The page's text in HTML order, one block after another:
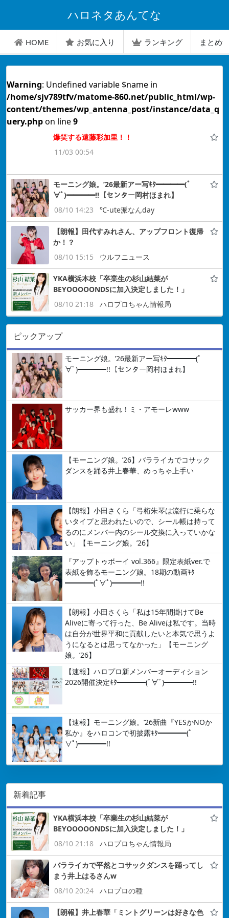
ハロネタあんてな
HOME お気に入り ランキング まとめ
Warning: Undefined variable $name in
/home/sjv789tfv/matome-860.net/public_html/wp-
content/themes/wp_antenna_post/instance/data_q
uery.phpon line9
爆笑する遠藤彩加里！！
11/03 00:54
モーニング娘。’26最新アー写ｷﾀ━━━━(ﾟ
∀ﾟ)━━━━!!【センター岡村ほまれ】
08/10 14:23
℃-ute派なんday
【朗報】田代すみれさん、アップフロント復帰
か！？
08/10 15:15
ウルフニュース
YKA横浜本校「卒業生の杉山結菜が
BEYOOOOONDSに加入決定しました！」
08/10 21:18
ハロプロちゃん情報局
ピックアップ
モーニング娘。’26最新アー写ｷﾀ━━━━(ﾟ
∀ﾟ)━━━━!!【センター岡村ほまれ】
サッカー界も盛れ！ミ・アモーレwww
【モーニング娘。’26】バラライカでコサック
ダンスを踊る井上春華、めっちゃ上手い
【朗報】小田さくら「弓桁朱琴は流行に乗らな
いタイプと思われたいので、シール帳は持って
るのにメンバー内のシール交換に入っていかな
い」【モーニング娘。’26】
『アップトゥボーイ vol.366』限定表紙ver.で
表紙を飾るモーニング娘。18期の動画ｷﾀ
━━━━(ﾟ∀ﾟ)━━━━!!
【朗報】小田さくら「私は15年間掛けてBe
Aliveに寄って行った、Be Aliveは私です。当時
は自分が世界平和に貢献したいと本気で思うよ
うになるとは思ってなかった」【モーニング
娘。’26】
【速報】ハロプロ新メンバーオーディション
2026開催決定ｷﾀ━━━━(ﾟ∀ﾟ)━━━━!!
【速報】モーニング娘。’26新曲『YESかNOか
私か』をハロコンで初披露ｷﾀ━━━━(ﾟ
∀ﾟ)━━━━!!
新着記事
YKA横浜本校「卒業生の杉山結菜が
BEYOOOOONDSに加入決定しました！」
08/10 21:18
ハロプロちゃん情報局
バラライカで平然とコサックダンスを踊ってし
まう井上はるさんw
08/10 20:24
ハロプロの種
【朗報】井上春華「ミントグリーンは好きな色